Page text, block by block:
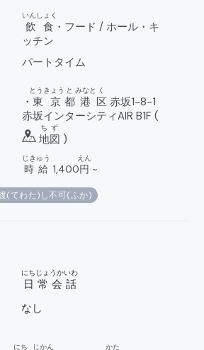
飲食
いんしょく
・フード / ホール・キ
ッチン
パートタイム
・ 東京
とうきょう
都
と
港
みなと
区
く
赤坂1-8-1
赤坂インターシティAIR B1F (
地図
ちず
)
時給
じきゅう
1,400円
えん
~
(てわた)し不可(ふか)
日常会話
にちじょうかいわ
なし
にち じかん かた